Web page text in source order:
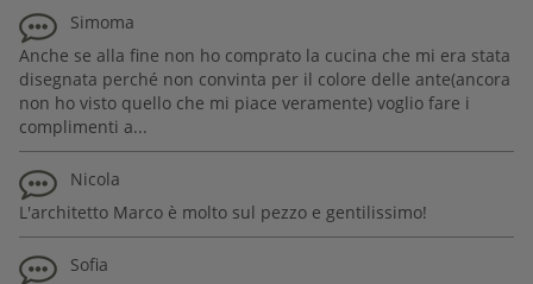
Simoma
Anche se alla fine non ho comprato la cucina che mi era stata
disegnata perché non convinta per il colore delle ante(ancora
non ho visto quello che mi piace veramente) voglio fare i
complimenti a...
Nicola
L'architetto Marco è molto sul pezzo e gentilissimo!
Sofia